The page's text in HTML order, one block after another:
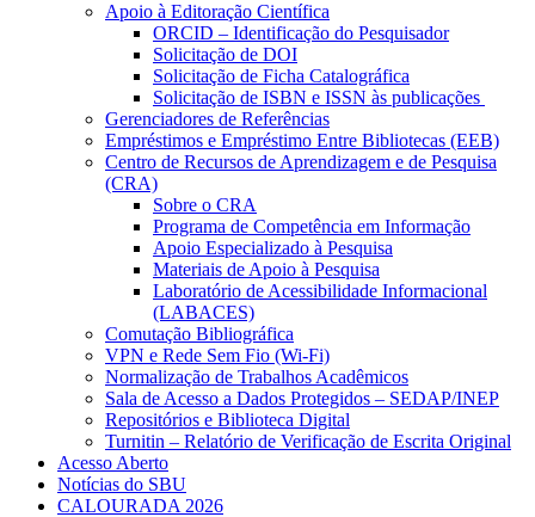
Apoio à Editoração Científica
ORCID – Identificação do Pesquisador
Solicitação de DOI
Solicitação de Ficha Catalográfica
Solicitação de ISBN e ISSN às publicações
Gerenciadores de Referências
Empréstimos e Empréstimo Entre Bibliotecas (EEB)
Centro de Recursos de Aprendizagem e de Pesquisa
(CRA)
Sobre o CRA
Programa de Competência em Informação
Apoio Especializado à Pesquisa
Materiais de Apoio à Pesquisa
Laboratório de Acessibilidade Informacional
(LABACES)
Comutação Bibliográfica
VPN e Rede Sem Fio (Wi-Fi)
Normalização de Trabalhos Acadêmicos
Sala de Acesso a Dados Protegidos – SEDAP/INEP
Repositórios e Biblioteca Digital
Turnitin – Relatório de Verificação de Escrita Original
Acesso Aberto
Notícias do SBU
CALOURADA 2026